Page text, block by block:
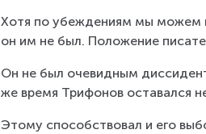
Хотя по убеждениям мы можем
он им не был. Положение
Он не был очевидным
же время Трифонов оставался
Этому способствовал и его